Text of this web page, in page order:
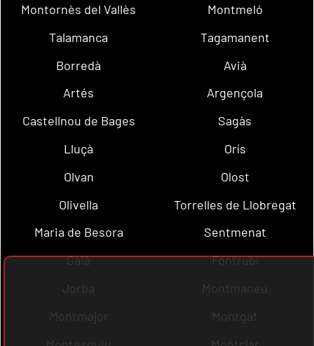
Montornès del Vallès
Montmeló
Talamanca
Tagamanent
Borredà
Avià
Artés
Argençola
Castellnou de Bages
Sagàs
Lluçà
Orís
Olvan
Olost
Olivella
Torrelles de Llobregat
Maria de Besora
Sentmenat
Gaià
Fontrubí
Jorba
Montmaneu
Montmajor
Montgat